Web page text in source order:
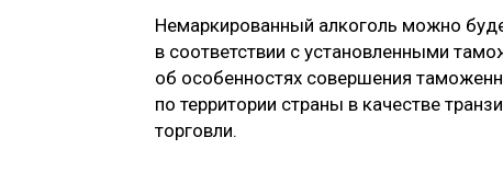
Немаркированный алкоголь можно
в соответствии с установленными
об особенностях совершения
по территории страны в качестве
торговли.